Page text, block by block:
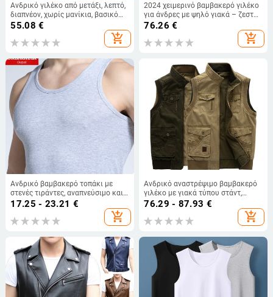
Ανδρικό γιλέκο από μετάξι, λεπτό,
διαπνέον, χωρίς μανίκια, βασικό
στρώμα
55.08 €
add_shopping_cart
2024 χειμερινό βαμβακερό γιλέκο
για άνδρες με ψηλό γιακά – ζεστό
και καθημερινό
76.26 €
add_shopping_cart
Ανδρικό βαμβακερό τοπάκι με
στενές τιράντες, αναπνεύσιμο και
άνετο, πολυχρηστικό
17.25 - 23.21 €
add_shopping_cart
Ανδρικό αναστρέψιμο βαμβακερό
γιλέκο με γιακά τύπου στάντ,
φερμουάρ και τσέπες patch, 100%
76.29 - 87.93 €
add_shopping_cart